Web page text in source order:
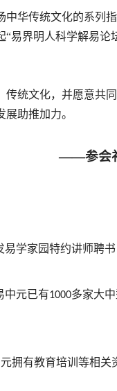
中华传统文化的系列
易界明人科学解易论
统文化，并愿意共
助推加力。
——参会
易学家园特约讲师聘
中元已有1000多家大
拥有教育培训等相关